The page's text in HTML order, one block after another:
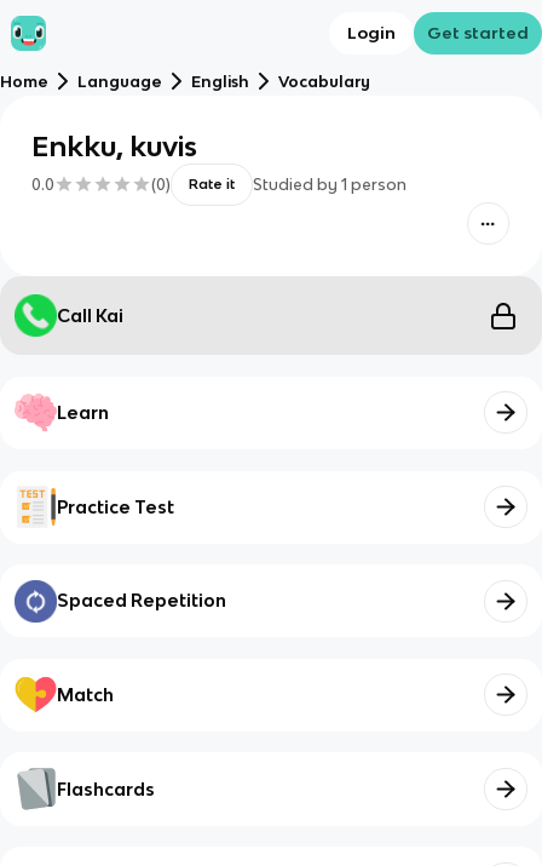
Login Get started
Home Language English Vocabulary
Enkku, kuvis
0.0 (0) Rate it Studied by 1 person
Call Kai
Learn
Practice Test
Spaced Repetition
Match
Flashcards